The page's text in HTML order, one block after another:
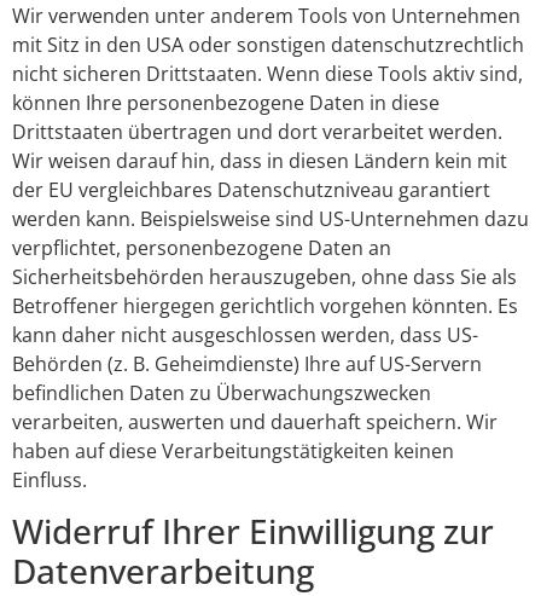
Wir verwenden unter anderem Tools von Unternehmen
mit Sitz in den USA oder sonstigen datenschutzrechtlich
nicht sicheren Drittstaaten. Wenn diese Tools aktiv sind,
können Ihre personenbezogene Daten in diese
Drittstaaten übertragen und dort verarbeitet werden.
Wir weisen darauf hin, dass in diesen Ländern kein mit
der EU vergleichbares Datenschutzniveau garantiert
werden kann. Beispielsweise sind US-Unternehmen dazu
verpflichtet, personenbezogene Daten an
Sicherheitsbehörden herauszugeben, ohne dass Sie als
Betroffener hiergegen gerichtlich vorgehen könnten. Es
kann daher nicht ausgeschlossen werden, dass US-
Behörden (z. B. Geheimdienste) Ihre auf US-Servern
befindlichen Daten zu Überwachungszwecken
verarbeiten, auswerten und dauerhaft speichern. Wir
haben auf diese Verarbeitungstätigkeiten keinen
Einfluss.
Widerruf Ihrer Einwilligung zur
Datenverarbeitung